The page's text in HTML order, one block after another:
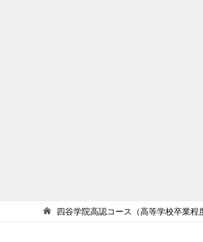
四谷学院高認コース（高等学校卒業